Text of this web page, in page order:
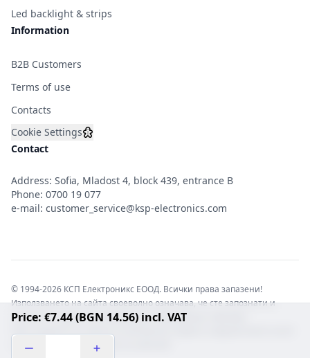
Price: €7.44 (BGN 14.56) incl. VAT
Led backlight & strips
Information
B2B Customers
Terms of use
Contacts
Cookie Settings
Contact
Address: Sofia, Mladost 4, block 439, entrance B
Phone: 0700 19 077
e-mail: customer_service@ksp-electronics.com
© 1994-2026 КСП Електроникс ЕООД. Всички права запазени!
Използването на сайта своеволно означава, че сте запознати и
съгласни с правната информация обвързваща софтуера.
отговорност с цялата сила на закона!b